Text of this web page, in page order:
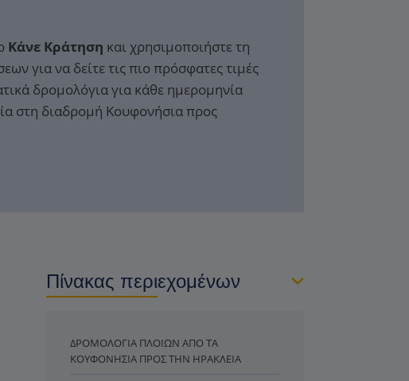
Κάνε Κράτηση και χρησιμοποιήστε τη
για να δείτε τις πιο πρόσφατες τιμές
δρομολόγια για κάθε ημερομηνία
στη διαδρομή Κουφονήσια προς
Πίνακας περιεχομένων
ΔΡΟΜΟΛΌΓΙΑ ΠΛΟΊΩΝ ΑΠΌ ΤΑ
ΚΟΥΦΟΝΉΣΙΑ ΠΡΟΣ ΤΗΝ ΗΡΑΚΛΕΙΆ